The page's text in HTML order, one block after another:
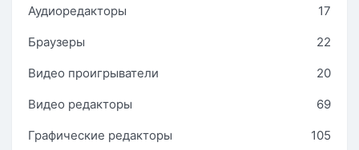
Аудиоредакторы 17
Браузеры 22
Видео проигрыватели 20
Видео редакторы 69
Графические редакторы 105